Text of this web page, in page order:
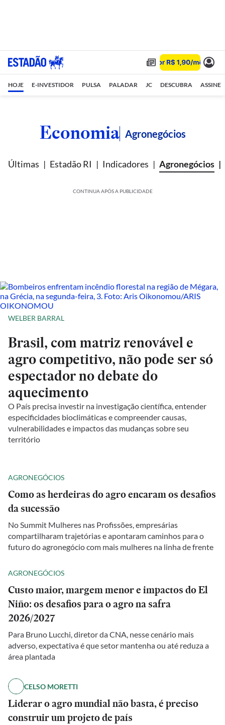
HOJE E-INVESTIDOR PULSA PALADAR JC DESCUBRA ASSINE
Economia Agronegócios
Últimas Estadão RI Indicadores Agronegócios
CONTINUA APÓS A PUBLICIDADE
WELBER BARRAL
Brasil, com matriz renovável e
agro competitivo, não pode ser só
espectador no debate do
aquecimento
O País precisa investir na investigação científica, entender
especificidades bioclimáticas e compreender causas,
vulnerabilidades e impactos das mudanças sobre seu
território
AGRONEGÓCIOS
Como as herdeiras do agro encaram os desafios
da sucessão
No Summit Mulheres nas Profissões, empresárias
compartilharam trajetórias e apontaram caminhos para o
futuro do agronegócio com mais mulheres na linha de frente
AGRONEGÓCIOS
Custo maior, margem menor e impactos do El
Niño: os desafios para o agro na safra
2026/2027
Para Bruno Lucchi, diretor da CNA, nesse cenário mais
adverso, expectativa é que setor mantenha ou até reduza a
área plantada
CELSO MORETTI
Liderar o agro mundial não basta, é preciso
construir um projeto de país